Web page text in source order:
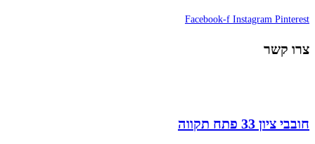
Facebook-f Instagram Pinterest
צרו קשר
חובבי ציון 33 פתח תקווה